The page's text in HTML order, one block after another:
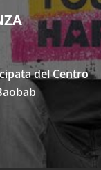
del Centro